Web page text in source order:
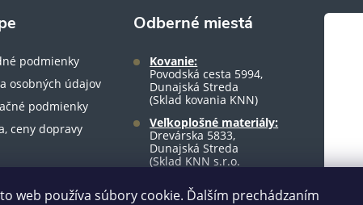
web používa súbory cookie. Ďalším prechádzaním
podmienky
osobných údajov
podmienky
ceny dopravy
Odberné miestá
Kovanie:
Povodská cesta 5994,
Dunajská Streda
(Sklad kovania KNN)
Veľkoplošné materiály:
Drevárska 5833,
Dunajská Streda
(Sklad KNN s.r.o.